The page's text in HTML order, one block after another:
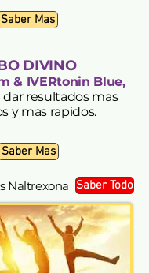
Saber Mas
DIVINO
& IVERtonin Blue,
dar resultados mas
y mas rapidos.
Saber Mas
Naltrexona Saber Todo